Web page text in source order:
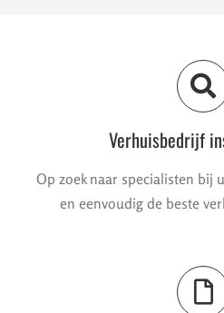
Verhuisbedrijf
Op zoek naar specialisten bij
en eenvoudig de beste